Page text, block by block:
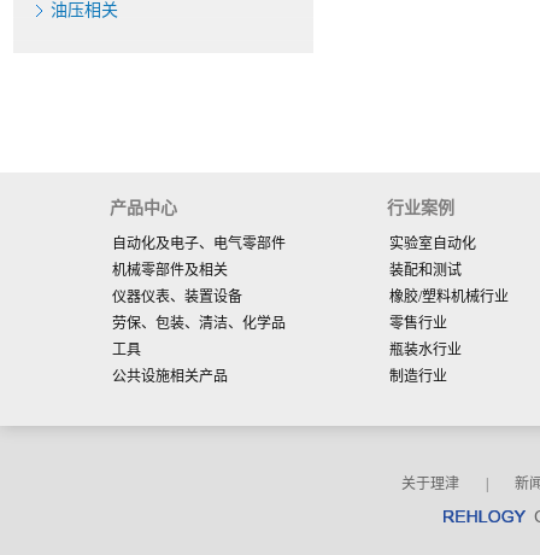
油压相关
产品中心
自动化及电子、电气零部件
机械零部件及相关
仪器仪表、装置设备
劳保、包装、清洁、化学品
工具
公共设施相关产品
行业案例
实验室自动化
装配和测试
橡胶/塑料机械行业
零售行业
瓶装水行业
制造行业
关于理津 新